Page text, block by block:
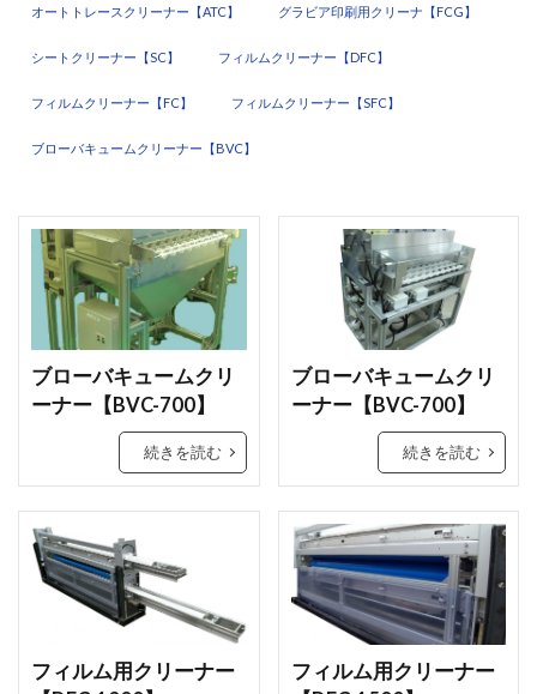
オートトレースクリーナー【ATC】 グラビア印刷用クリーナ【FCG】
シートクリーナー【SC】 フィルムクリーナー【DFC】
フィルムクリーナー【FC】 フィルムクリーナー【SFC】
ブローバキュームクリーナー【BVC】
ブローバキュームクリ
ーナー【BVC-700】
続きを読む
ブローバキュームクリ
ーナー【BVC-700】
続きを読む
フィルム用クリーナー
フィルム用クリーナー